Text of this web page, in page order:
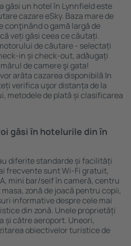
găsi un hotel în Lynnfield este
cazare eSky. Baza mare de
conţinând o gamă largă de
veți găsi ceea ce căutați.
de căutare - selectați
in și check-out, adăugați
de camere şi gata!
arăta cazarea disponibilă ȋn
verifica uşor distanța de la
metodele de plată și clasificarea
găsi ȋn hotelurile din în
diferite standarde și facilități
frecvente sunt Wi-Fi gratuit,
mini bar/seif în cameră, centru
zonă de joacă pentru copii,
informative despre cele mai
din zonă. Unele proprietăți
și către aeroport. Uneori,
obiectivelor turistice de